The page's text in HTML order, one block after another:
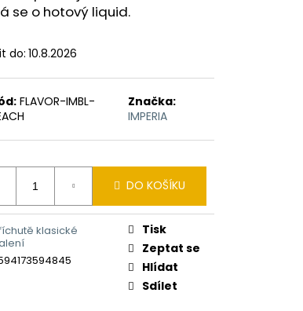
se o hotový liquid.
do: 10.8.2026
FLAVOR-IMBL-
Značka:
IMPERIA
DO KOŠÍKU
klasické
Tisk
Zeptat se
Hlídat
Sdílet
10ML-
TABÁK)